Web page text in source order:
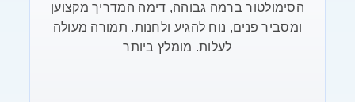
הסימולטור ברמה גבוהה, דימה המדריך מקצוען
ומסביר פנים, נוח להגיע ולחנות. תמורה מעולה
לעלות. מומלץ ביותר